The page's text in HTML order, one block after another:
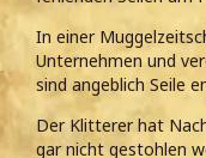
In einer
Unternehmen und
sind angeblich Seile
Der Klitterer hat
gar nicht gestohlen